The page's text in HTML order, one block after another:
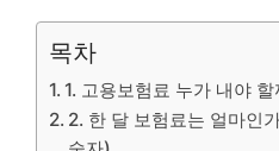
목차
1. 고용보험료 누가 내야
2. 한 달 보험료는 얼마인